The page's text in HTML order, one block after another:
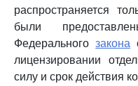
распространяется
были
Федеральногозакона
лицензировании
силу и срок действия